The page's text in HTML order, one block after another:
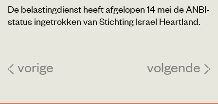
De belastingdienst heeft afgelopen 14 mei de ANBI-
status ingetrokken van Stichting Israel Heartland.
vorige volgende